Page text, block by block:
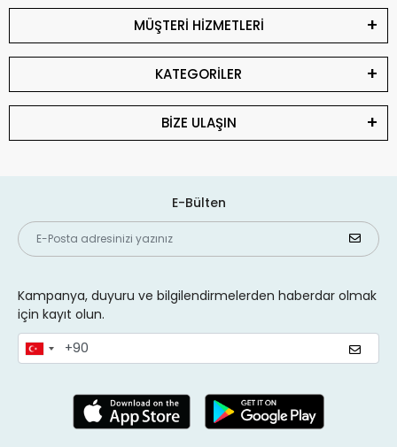
MÜŞTERİ HİZMETLERİ
KATEGORİLER
BİZE ULAŞIN
E-Bülten
Kampanya, duyuru ve bilgilendirmelerden haberdar olmak
için kayıt olun.